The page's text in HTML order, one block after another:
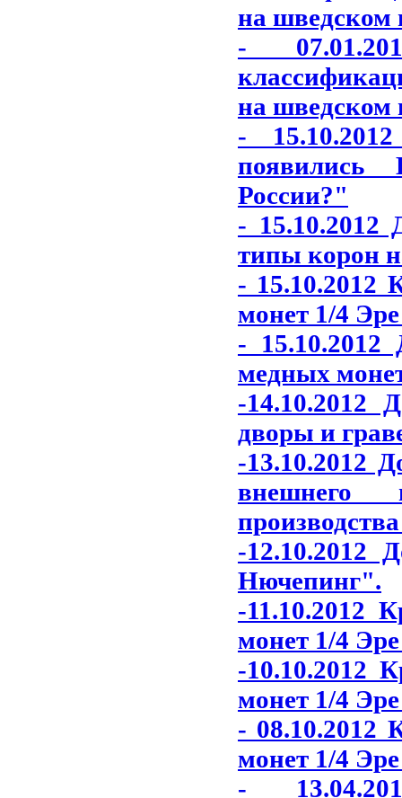
на шведском
-
на шведском
-
появились
России?"
- 15.10.2012
типы корон
- 15.10.2012
монет 1/4
- 15.10.2012
медных
-14.10.2012
дворы и
-13.10.2012
внешнего
-12.10.2012
Нючепинг".
-11.10.2012
монет 1/4 Эре
-10.10.2012
монет 1/4 Эре
- 08.10.2012
монет 1/4 Эре
-